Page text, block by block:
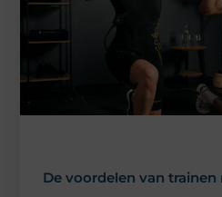
De voordelen van trainen